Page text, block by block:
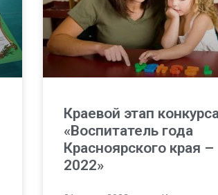
Краевой этап
«Воспитатель года
Красноярского края –
2022»